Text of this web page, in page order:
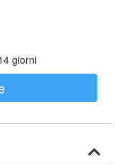
giorni